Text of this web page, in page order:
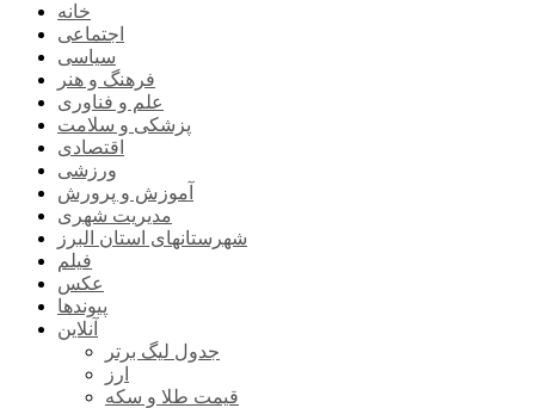
خانه
اجتماعی
سیاسی
فرهنگ و هنر
علم و فناوری
پزشکی و سلامت
اقتصادی
ورزشی
آموزش و پرورش
مدیریت شهری
شهرستانهای استان البرز
فیلم
عکس
پیوندها
آنلاین
جدول لیگ برتر
ارز
قیمت طلا و سکه